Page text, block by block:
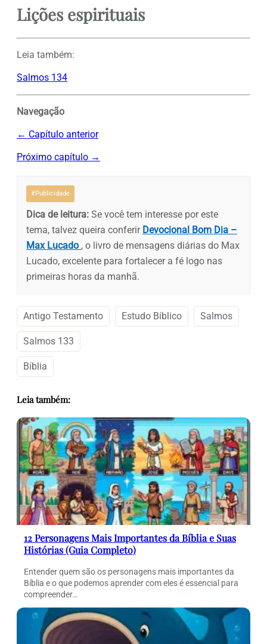
Lições espirituais
Leia também:
Salmos 134
Navegação
← Capítulo anterior
Próximo capítulo →
#Publicidade
Dica de leitura: Se você tem interesse por este
tema, talvez queira conferir Devocional Bom Dia –
Max Lucado , o livro de mensagens diárias do Max
Lucado, excelente para fortalecer a fé logo nas
primeiras horas da manhã.
Antigo Testamento Estudo Bíblico Salmos
Salmos 133
Bíblia
Leia também:
12 Personagens Mais Importantes da Bíblia e Suas
Histórias (Guia Completo)
Entender quem são os personagens mais importantes da
Bíblia e o que podemos aprender com eles é essencial para
compreender…